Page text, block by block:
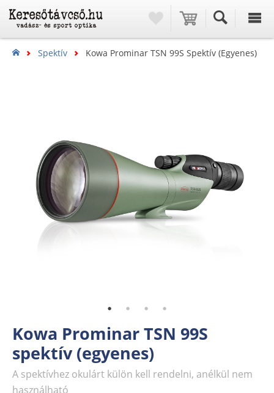
Spektív Kowa Prominar TSN 99S Spektív (egyenes)
Kowa Prominar TSN 99S
spektív (egyenes)
A spektívhez okulárt külön kell rendelni, anélkül nem
használható